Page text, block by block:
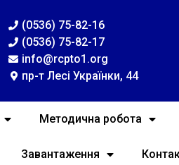
(0536) 75-82-16
(0536) 75-82-17
info@rcpto1.org
пр-т Лесі Українки, 44
Методична робота
Завантаження